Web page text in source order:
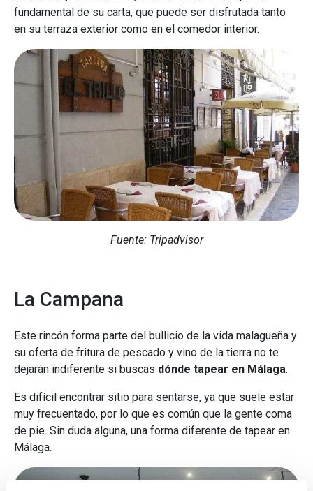
fundamental de su carta, que puede ser disfrutada tanto
en su terraza exterior como en el comedor interior.
Fuente: Tripadvisor
La Campana
Este rincón forma parte del bullicio de la vida malagueña y
su oferta de fritura de pescado y vino de la tierra no te
dejarán indiferente si buscas dónde tapear en Málaga.
Es difícil encontrar sitio para sentarse, ya que suele estar
muy frecuentado, por lo que es común que la gente coma
de pie. Sin duda alguna, una forma diferente de tapear en
Málaga.